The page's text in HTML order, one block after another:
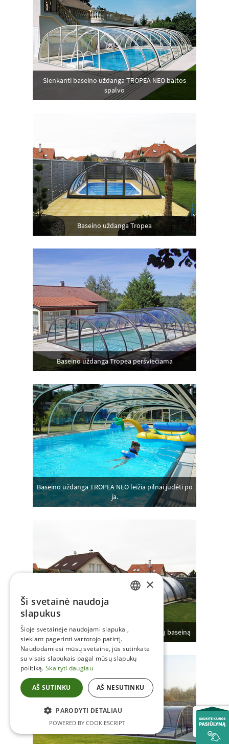
Slenkanti baseino uždanga TROPEA NEO baltos
spalvo
Baseino uždanga Tropea
Baseino uždanga Tropea peršviečiama
Baseino uždanga TROPEA NEO leižia pilnai judėti po
ja.
Baseino uždanga Universe - uždengs Jūsų baseiną
×
Ši svetainė naudoja
slapukus
Šioje svetainėje naudojami slapukai,
siekiant pagerinti vartotojo patirtį.
Naudodamiesi mūsų svetaine, jūs sutinkate
su visais slapukais pagal mūsų slapukų
politiką. Skaityti daugiau
AŠ SUTINKU AŠ NESUTINKU
PARODYTI DETALIAU
POWERED BY COOKIESCRIPT